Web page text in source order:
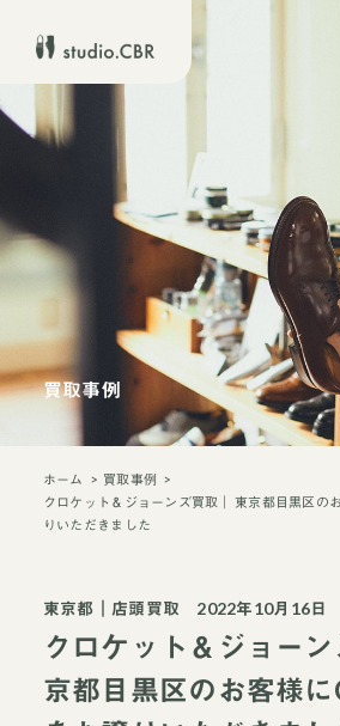
買取事例
ホーム
買取事例
クロケット＆ジョーンズ買取｜ 東京都目黒区の
りいただきました
東京都 店頭買取 2022年10月16日
クロケット＆ジョー
京都目黒区のお客様に